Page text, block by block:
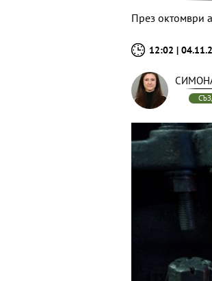
През октомври
12:02 |